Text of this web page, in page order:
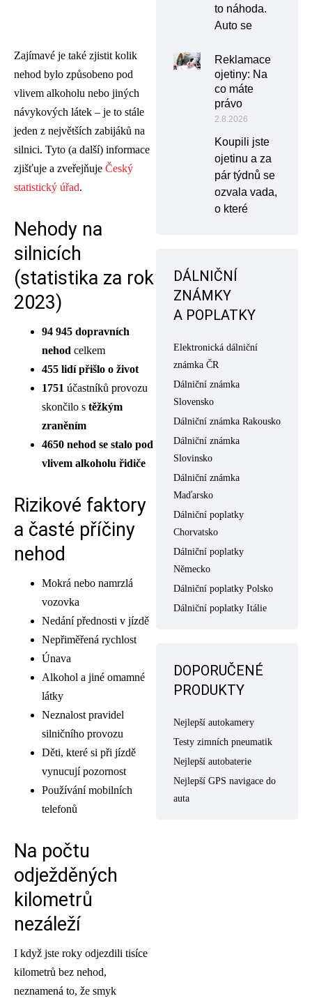
Zajímavé je také zjistit kolik
nehod bylo způsobeno pod
vlivem alkoholu nebo jiných
návykových látek – je to stále
jeden z největších zabijáků na
silnici. Tyto (a další) informace
zjišťuje a zveřejňuje Český
statistický úřad.
Nehody na
silnicích
(statistika za rok
2023)
94 945 dopravních
nehod celkem
455 lidí přišlo o život
1751 účastníků provozu
skončilo s těžkým
zraněním
4650 nehod se stalo pod
vlivem alkoholu řidiče
Rizikové faktory
a časté příčiny
nehod
Mokrá nebo namrzlá
vozovka
Nedání přednosti v jízdě
Nepřiměřená rychlost
Únava
Alkohol a jiné omamné
látky
Neznalost pravidel
silničního provozu
Děti, které si při jízdě
vynucují pozornost
Používání mobilních
telefonů
Na počtu
odježděných
kilometrů
nezáleží
I když jste roky odjezdili tisíce
kilometrů bez nehod,
neznamená to, že smyk
to náhoda.
Auto se
Reklamace
ojetiny: Na
co máte
právo
2.8.2026
Koupili jste
ojetinu a za
pár týdnů se
ozvala vada,
o které
DÁLNIČNÍ
ZNÁMKY
A POPLATKY
Elektronická dálniční
známka ČR
Dálniční známka
Slovensko
Dálniční známka Rakousko
Dálniční známka
Slovinsko
Dálniční známka
Maďarsko
Dálniční poplatky
Chorvatsko
Dálniční poplatky
Německo
Dálniční poplatky Polsko
Dálniční poplatky Itálie
DOPORUČENÉ
PRODUKTY
Nejlepší autokamery
Testy zimních pneumatik
Nejlepší autobaterie
Nejlepší GPS navigace do
auta